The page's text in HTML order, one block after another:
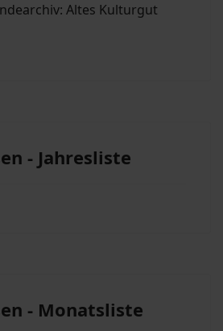
Altes Kulturgut
- Jahresliste
- Monatsliste